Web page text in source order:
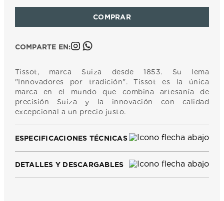
COMPARTE EN:
Tissot, marca Suiza desde 1853. Su lema
"Innovadores por tradición". Tissot es la única
marca en el mundo que combina artesanía de
precisión Suiza y la innovación con calidad
excepcional a un precio justo.
ESPECIFICACIONES TÉCNICAS
DETALLES Y DESCARGABLES